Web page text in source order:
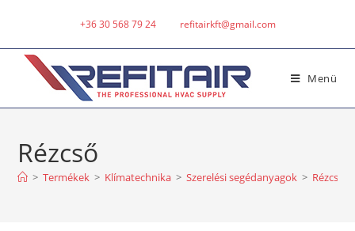
+36 30 568 79 24 refitairkft@gmail.com
Menü
Rézcső
> Termékek > Klímatechnika > Szerelési segédanyagok > Rézcső